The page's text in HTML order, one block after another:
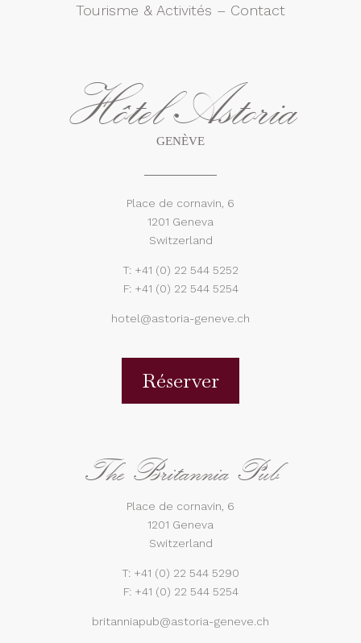
Tourisme & Activités – Contact
Hôtel Astoria
GENÈVE
Place de cornavin, 6
1201 Geneva
Switzerland
T: +41 (0) 22 544 5252
F: +41 (0) 22 544 5254
hotel@astoria-geneve.ch
Réserver
The Britannia Pub
Place de cornavin, 6
1201 Geneva
Switzerland
T: +41 (0) 22 544 5290
F: +41 (0) 22 544 5254
britanniapub@astoria-geneve.ch